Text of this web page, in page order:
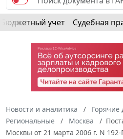
Бюджетный учет Судебная
Новости и аналитика
Горячие
Региональные
Москва
Москвы от 21 марта 2006 г. N